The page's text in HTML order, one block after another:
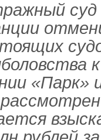
«Парк»